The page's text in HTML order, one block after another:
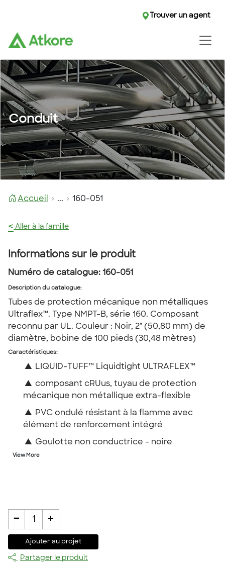
Trouver un agent
Conduit
Accueil ... 160-051
< Aller à la famille
Informations sur le produit
Numéro de catalogue: 160-051
Description du catalogue:
Tubes de protection mécanique non métalliques
Ultraflex™. Type NMPT-B, série 160. Composant
reconnu par UL. Couleur : Noir, 2" (50,80 mm) de
diamètre, bobine de 100 pieds (30,48 mètres)
Caractéristiques:
▲ LIQUID-TUFF™ Liquidtight ULTRAFLEX™
▲ composant cRUus, tuyau de protection
mécanique non métallique extra-flexible
▲ PVC ondulé résistant à la flamme avec
élément de renforcement intégré
▲ Goulotte non conductrice - noire
View More
- 1 +
Ajouter au projet
Partager le produit